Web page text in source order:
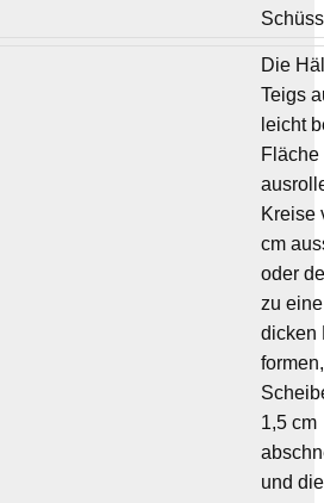
Die
Teigs
leicht
Kreise
cm
oder
zu
dicken
formen,
1,5 cm
und